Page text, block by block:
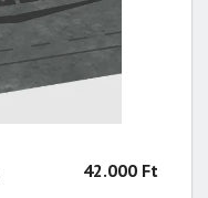
42.000 Ft